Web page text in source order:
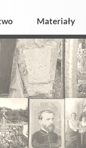
Materiały